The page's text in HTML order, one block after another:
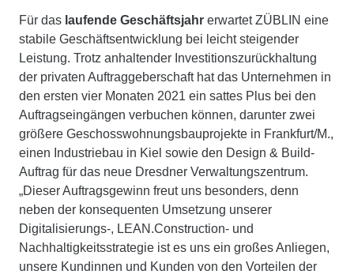
Für das laufende Geschäftsjahr erwartet ZÜBLIN eine
stabile Geschäftsentwicklung bei leicht steigender
Leistung. Trotz anhaltender Investitionszurückhaltung
der privaten Auftraggeberschaft hat das Unternehmen in
den ersten vier Monaten 2021 ein sattes Plus bei den
Auftragseingängen verbuchen können, darunter zwei
größere Geschosswohnungsbauprojekte in Frankfurt/M.,
einen Industriebau in Kiel sowie den Design & Build-
Auftrag für das neue Dresdner Verwaltungszentrum.
„Dieser Auftragsgewinn freut uns besonders, denn
neben der konsequenten Umsetzung unserer
Digitalisierungs-, LEAN.Construction- und
Nachhaltigkeitsstrategie ist es uns ein großes Anliegen,
unsere Kundinnen und Kunden von den Vorteilen der